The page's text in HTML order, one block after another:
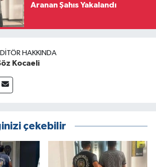
Aranan Şahıs Yakalandı
HAKKINDA
Kocaeli
çekebilir